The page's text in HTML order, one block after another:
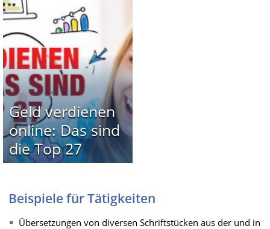
Geld verdienen
online: Das sind
die Top 27
Beispiele für Tätigkeiten
Übersetzungen von diversen Schriftstücken aus der und in